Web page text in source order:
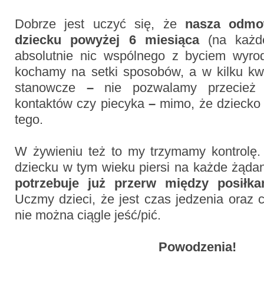
Dobrze jest uczyć się, że nasza
dziecku powyżej 6 miesiąca(na
absolutnie nic wspólnego z byciem
kochamy na setki sposobów, a w kilku
stanowcze –nie pozwalamy przecież
kontaktów czy piecyka –mimo, że dziecko
tego.
W żywieniu też to my trzymamy
dziecku w tym wieku piersi na każde
potrzebuje już przerw między
Uczmy dzieci, że jest czas jedzenia oraz
nie można ciągle jeść/pić.
Powodzenia!